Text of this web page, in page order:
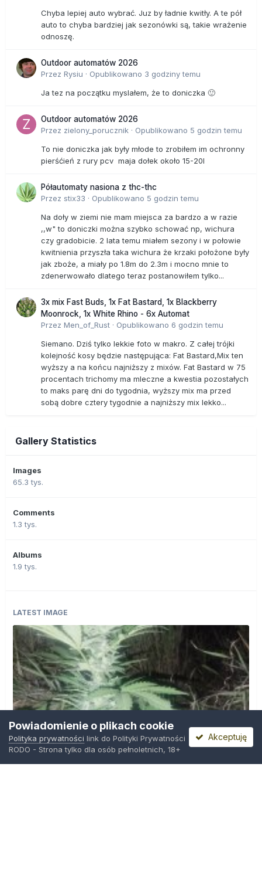
Chyba lepiej auto wybrać. Juz by ładnie kwitły. A te pół
auto to chyba bardziej jak sezonówki są, takie wrażenie
odnoszę.
Outdoor automatów 2026
Przez Rysiu · Opublikowano 3 godziny temu
Ja tez na początku myslałem, że to doniczka 🙂
Outdoor automatów 2026
Przez zielony_porucznik · Opublikowano 5 godzin temu
To nie doniczka jak były młode to zrobiłem im ochronny
pierśćień z rury pcv maja dołek około 15-20l
Półautomaty nasiona z thc-thc
Przez stix33 · Opublikowano 5 godzin temu
Na doły w ziemi nie mam miejsca za bardzo a w razie
,,w" to doniczki można szybko schować np, wichura
czy gradobicie. 2 lata temu miałem sezony i w połowie
kwitnienia przyszła taka wichura że krzaki położone były
jak zboże, a miały po 1.8m do 2.3m i mocno mnie to
zdenerwowało dlatego teraz postanowiłem tylko...
3x mix Fast Buds, 1x Fat Bastard, 1x Blackberry
Moonrock, 1x White Rhino - 6x Automat
Przez Men_of_Rust · Opublikowano 6 godzin temu
Siemano. Dziś tylko lekkie foto w makro. Z całej trójki
kolejność kosy będzie następująca: Fat Bastard,Mix ten
wyższy a na końcu najniższy z mixów. Fat Bastard w 75
procentach trichomy ma mleczne a kwestia pozostałych
to maks parę dni do tygodnia, wyższy mix ma przed
sobą dobre cztery tygodnie a najniższy mix lekko...
Gallery Statistics
Images
65.3 tys.
Comments
1.3 tys.
Albums
1.9 tys.
LATEST IMAGE
Powiadomienie o plikach cookie
Polityka prywatności link do Polityki Prywatności
RODO - Strona tylko dla osób pełnoletnich, 18+
Akceptuję